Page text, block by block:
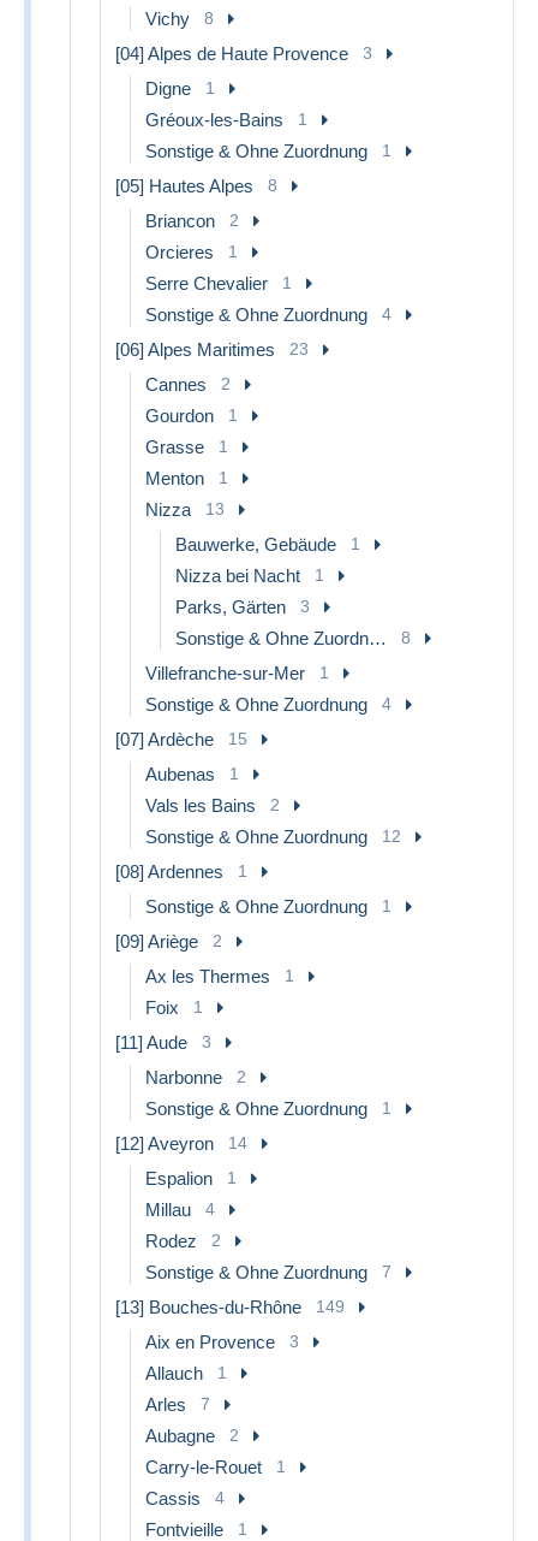
Vichy 8
[04] Alpes de Haute Provence 3
Digne 1
Gréoux-les-Bains 1
Sonstige & Ohne Zuordnung 1
[05] Hautes Alpes 8
Briancon 2
Orcieres 1
Serre Chevalier 1
Sonstige & Ohne Zuordnung 4
[06] Alpes Maritimes 23
Cannes 2
Gourdon 1
Grasse 1
Menton 1
Nizza 13
Bauwerke, Gebäude 1
Nizza bei Nacht 1
Parks, Gärten 3
Sonstige & Ohne Zuordnung 8
Villefranche-sur-Mer 1
Sonstige & Ohne Zuordnung 4
[07] Ardèche 15
Aubenas 1
Vals les Bains 2
Sonstige & Ohne Zuordnung 12
[08] Ardennes 1
Sonstige & Ohne Zuordnung 1
[09] Ariège 2
Ax les Thermes 1
Foix 1
[11] Aude 3
Narbonne 2
Sonstige & Ohne Zuordnung 1
[12] Aveyron 14
Espalion 1
Millau 4
Rodez 2
Sonstige & Ohne Zuordnung 7
[13] Bouches-du-Rhône 149
Aix en Provence 3
Allauch 1
Arles 7
Aubagne 2
Carry-le-Rouet 1
Cassis 4
Fontvieille 1